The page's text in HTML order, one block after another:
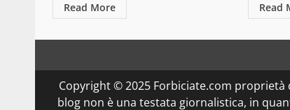
Read More Read
Copyright © 2025 Forbiciate.com proprietà
blog non è una testata giornalistica, in